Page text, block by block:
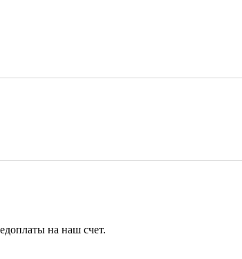
на наш счет.